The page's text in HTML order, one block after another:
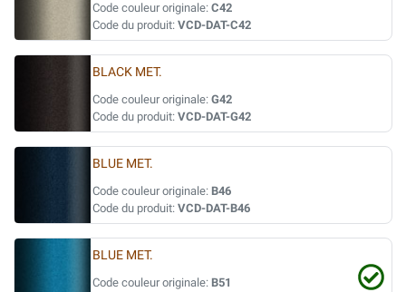
Code couleur originale: C42
Code du produit: VCD-DAT-C42
BLACK MET.
Code couleur originale: G42
Code du produit: VCD-DAT-G42
BLUE MET.
Code couleur originale: B46
Code du produit: VCD-DAT-B46
BLUE MET.
Code couleur originale: B51